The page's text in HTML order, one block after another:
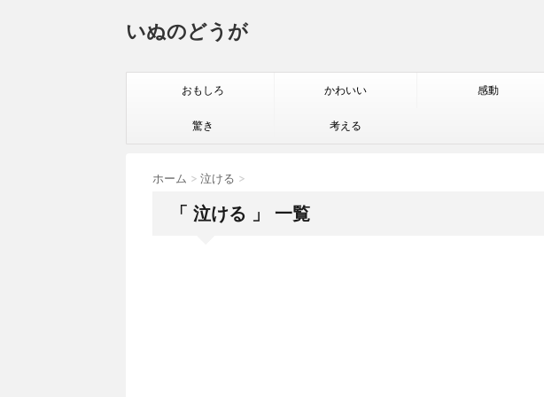
いぬのどうが
おもしろ かわいい 感動
驚き 考える
ホーム > 泣ける >
「 泣ける 」 一覧